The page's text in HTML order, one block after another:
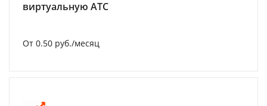
виртуальную АТС
От 0.50 руб./месяц